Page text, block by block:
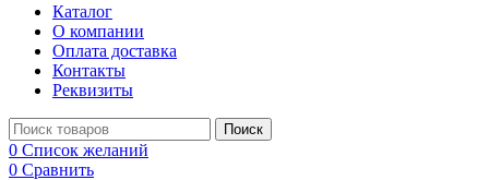
Каталог
О компании
Оплата доставка
Контакты
Реквизиты
Поиск
0 Список желаний
0 Сравнить